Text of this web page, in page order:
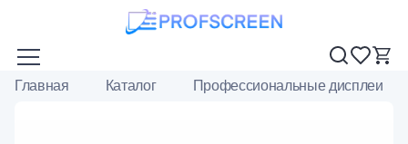
Главная Каталог Профессиональные дисплеи